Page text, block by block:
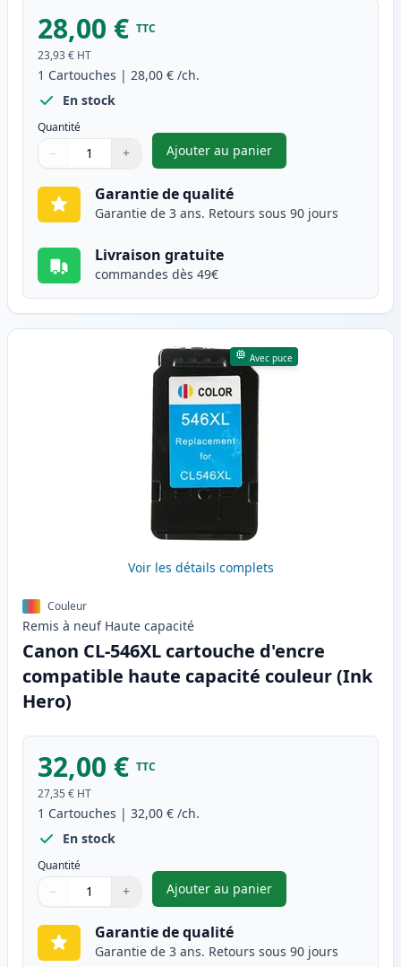
28,00 € TTC
23,93 € HT
1 Cartouches | 28,00 € /ch.
En stock
Quantité
Quantité
Utilisez les boutons pour ajuster
− +
Quantité
Ajouter au panier
,Canon PG-545XL cartouche
Garantie de qualité
Garantie de 3 ans. Retours sous 90 jours
Livraison gratuite
commandes dès 49€
Avec puce
Voir les détails complets
Couleur
Remis à neuf Haute capacité
Canon CL-546XL cartouche d'encre
compatible haute capacité couleur (Ink
Hero)
32,00 € TTC
27,35 € HT
1 Cartouches | 32,00 € /ch.
En stock
Quantité
Quantité
Utilisez les boutons pour ajuster
− +
Quantité
Ajouter au panier
,Canon CL-546XL cartouche
Garantie de qualité
Garantie de 3 ans. Retours sous 90 jours